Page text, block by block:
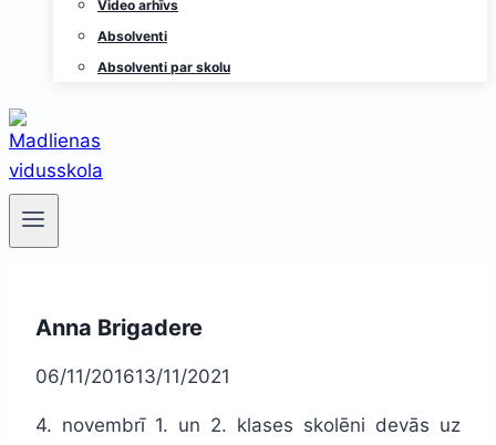
Video arhīvs
Absolventi
Absolventi par skolu
Anna Brigadere
06/11/201613/11/2021
4. novembrī 1. un 2. klases skolēni devās uz